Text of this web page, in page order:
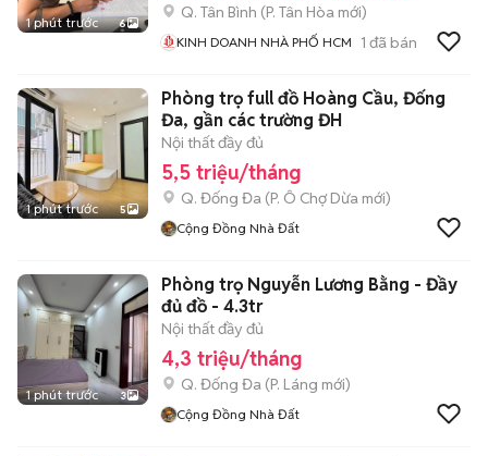
1 phút trước 6
Q. Tân Bình (P. Tân Hòa mới)
KINH DOANH NHÀ PHỐ HCM 1 đã bán
1 phút trước 5
Phòng trọ full đồ Hoàng Cầu, Đống
Đa, gần các trường ĐH
Nội thất đầy đủ
5,5 triệu/tháng
Q. Đống Đa (P. Ô Chợ Dừa mới)
Cộng Đồng Nhà Đất
1 phút trước 3
Phòng trọ Nguyễn Lương Bằng - Đầy
đủ đồ - 4.3tr
Nội thất đầy đủ
4,3 triệu/tháng
Q. Đống Đa (P. Láng mới)
Cộng Đồng Nhà Đất